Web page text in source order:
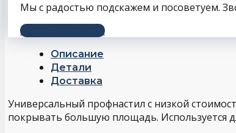
Мы с радостью подскажем и посоветуем.
+7 (343) 243-56-66
Описание
Детали
Доставка
Универсальный профнастил с низкой
покрывать большую площадь. Используется